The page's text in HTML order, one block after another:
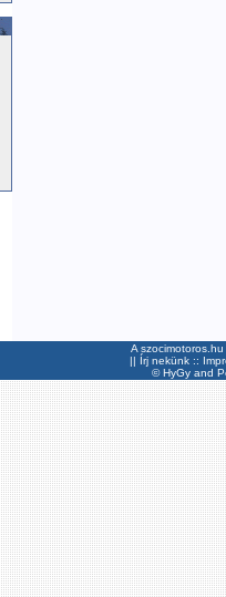
A
|| Írj nekünk ::
©HyGyand